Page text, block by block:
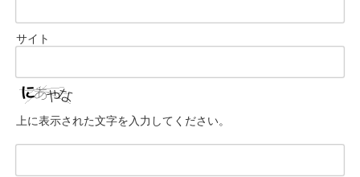
サイト
上に表示された文字を入力してください。